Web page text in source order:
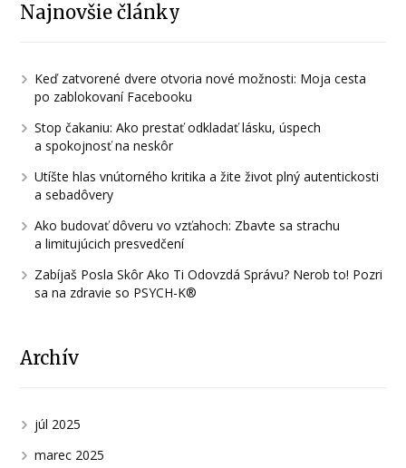
Najnovšie články
Keď zatvorené dvere otvoria nové možnosti: Moja cesta
po zablokovaní Facebooku
Stop čakaniu: Ako prestať odkladať lásku, úspech
a spokojnosť na neskôr
Utíšte hlas vnútorného kritika a žite život plný autentickosti
a sebadôvery
Ako budovať dôveru vo vzťahoch: Zbavte sa strachu
a limitujúcich presvedčení
Zabíjaš Posla Skôr Ako Ti Odovzdá Správu? Nerob to! Pozri
sa na zdravie so PSYCH-K®
Archív
júl 2025
marec 2025